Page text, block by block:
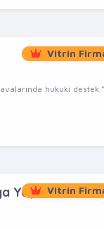
Vitrin
hukuki
Vitrin
Yaşlı